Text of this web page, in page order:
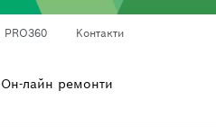
PRO360 Kонтакти
Он-лайн ремонти